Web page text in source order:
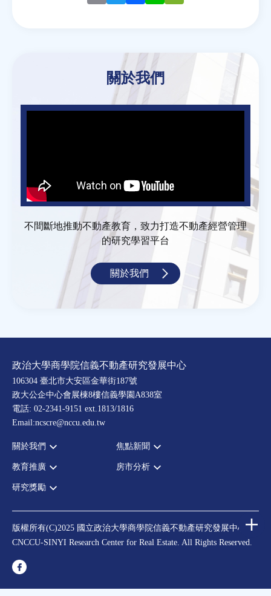
關於我們
不間斷地推動不動產教育，致力打造不動產經營管理
的研究學習平台
關於我們
政治大學商學院信義不動產研究發展中心
106304 臺北市大安區金華街187號
政大公企中心會展棟8樓信義學園A838室
電話: 02-2341-9151 ext.1813/1816
Email:ncscre@nccu.edu.tw
關於我們
宗旨願景
設置辦法
指導委員
中心成員
聯絡我們
焦點新聞
全部新聞
法律新訊
教育推廣
全部活動
理財規劃講座
不動產學程支援
房市分析
研究獎勵
住宅學會論文獎支援
都市計劃學會論文獎支援
版權所有(C)2025 國立政治大學商學院信義不動產研究發展中心
CNCCU-SINYI Research Center for Real Estate. All Rights Reserved.